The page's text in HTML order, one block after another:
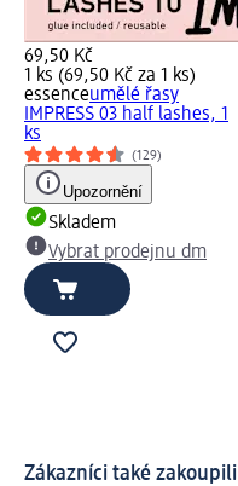
69,50 Kč
1 ks (69,50 Kč za 1 ks)
essenceumělé řasy
IMPRESS 03 half lashes, 1
ks
(129)
Upozornění
Skladem
Vybrat prodejnu dm
Zákazníci také zakoupili